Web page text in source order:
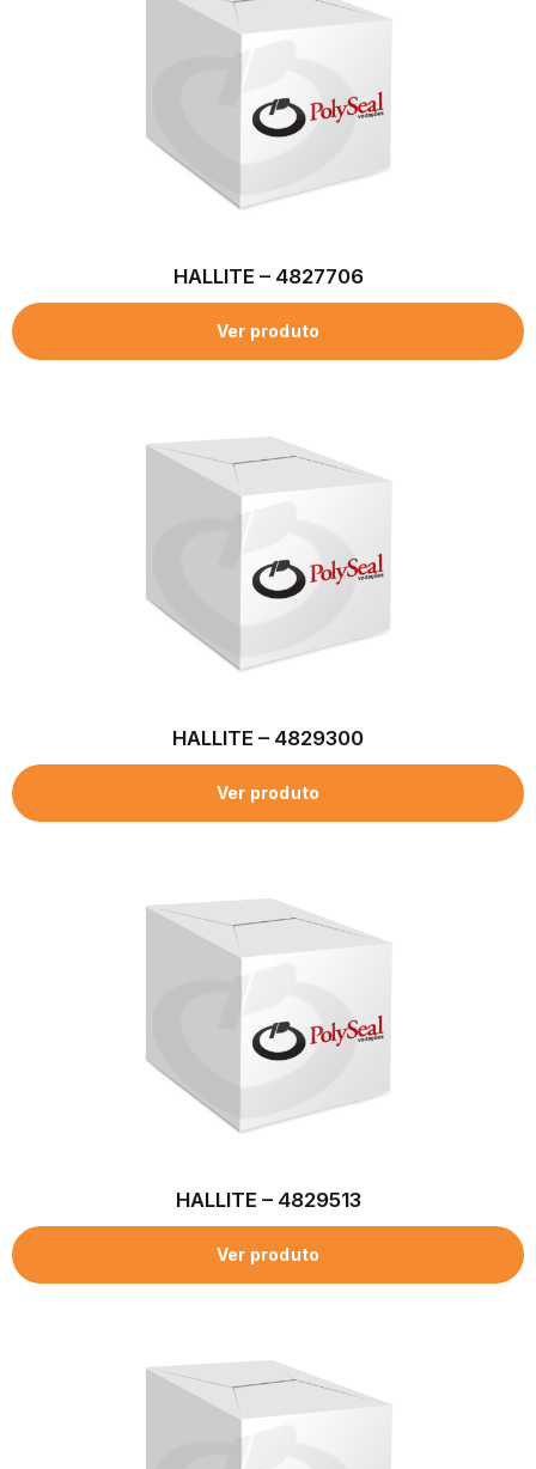
HALLITE – 4827706
Ver produto
HALLITE – 4829300
Ver produto
HALLITE – 4829513
Ver produto